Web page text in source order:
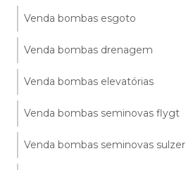
Venda bombas esgoto
Venda bombas drenagem
Venda bombas elevatórias
Venda bombas seminovas flygt
Venda bombas seminovas sulzer